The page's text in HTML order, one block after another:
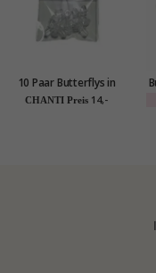
10 Paar Butterflys in
Kunststoff
CHANTI Preis 14,-